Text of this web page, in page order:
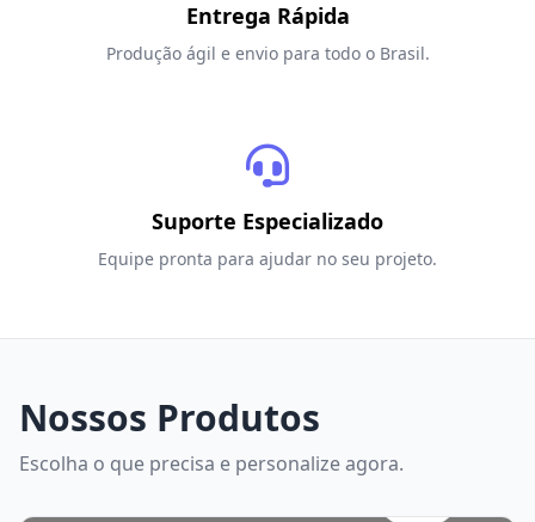
Entrega Rápida
Produção ágil e envio para todo o Brasil.
Suporte Especializado
Equipe pronta para ajudar no seu projeto.
Nossos Produtos
Escolha o que precisa e personalize agora.